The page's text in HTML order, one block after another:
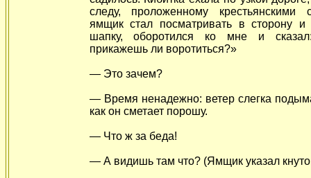
следу, проложенному крестьянскими
ямщик стал посматривать в сторону и
шапку, оборотился ко мне и
прикажешь ли воротиться?»
— Это зачем?
— Время ненадежно: ветер слегка
как он сметает порошу.
— Что ж за беда!
— А видишь там что? (Ямщик указал